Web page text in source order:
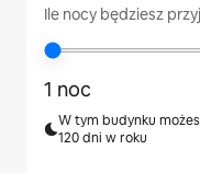
Ile nocy będziesz
1 noc
W tym budynku
120 dni w roku